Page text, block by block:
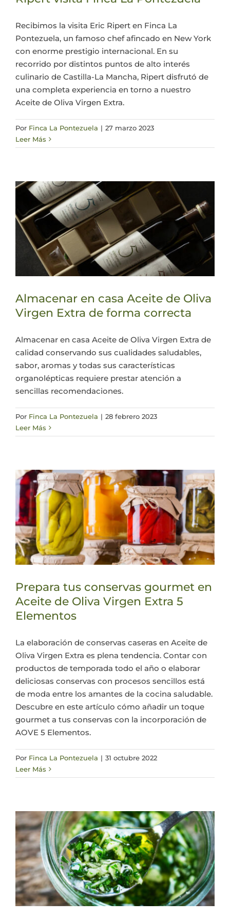
Recibimos la visita Eric Ripert en Finca La
Pontezuela, un famoso chef afincado en New York
con enorme prestigio internacional. En su
recorrido por distintos puntos de alto interés
culinario de Castilla-La Mancha, Ripert disfrutó de
una completa experiencia en torno a nuestro
Aceite de Oliva Virgen Extra.
Por Finca La Pontezuela | 27 marzo 2023
Leer Más
Almacenar en casa Aceite de Oliva
Virgen Extra de forma correcta
Almacenar en casa Aceite de Oliva Virgen Extra de
calidad conservando sus cualidades saludables,
sabor, aromas y todas sus características
organolépticas requiere prestar atención a
sencillas recomendaciones.
Por Finca La Pontezuela | 28 febrero 2023
Leer Más
Prepara tus conservas gourmet en
Aceite de Oliva Virgen Extra 5
Elementos
La elaboración de conservas caseras en Aceite de
Oliva Virgen Extra es plena tendencia. Contar con
productos de temporada todo el año o elaborar
deliciosas conservas con procesos sencillos está
de moda entre los amantes de la cocina saludable.
Descubre en este artículo cómo añadir un toque
gourmet a tus conservas con la incorporación de
AOVE 5 Elementos.
Por Finca La Pontezuela | 31 octubre 2022
Leer Más